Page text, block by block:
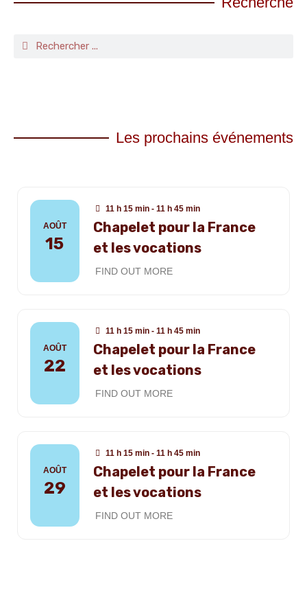
Les prochains événements
AOÛT
15
11 h 15 min - 11 h 45 min
Chapelet pour la France
et les vocations
FIND OUT MORE
AOÛT
22
11 h 15 min - 11 h 45 min
Chapelet pour la France
et les vocations
FIND OUT MORE
AOÛT
29
11 h 15 min - 11 h 45 min
Chapelet pour la France
et les vocations
FIND OUT MORE